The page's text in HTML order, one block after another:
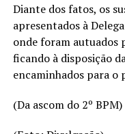
Diante dos fatos, os
apresentados à
onde foram autuados
ficando à disposição
encaminhados para o
(Da ascom do 2º BPM)